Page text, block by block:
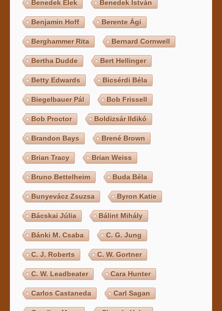
Benedek Elek Benedek István
Benjamin Hoff Berente Ági
Berghammer Rita Bernard Cornwell
Bertha Dudde Bert Hellinger
Betty Edwards Bicsérdi Béla
Biegelbauer Pál Bob Frissell
Bob Proctor Boldizsár Ildikó
Brandon Bays Brené Brown
Brian Tracy Brian Weiss
Bruno Bettelheim Buda Béla
Bunyevácz Zsuzsa Byron Katie
Bácskai Júlia Bálint Mihály
Bánki M. Csaba C. G. Jung
C. J. Roberts C. W. Gortner
C. W. Leadbeater Cara Hunter
Carlos Castaneda Carl Sagan